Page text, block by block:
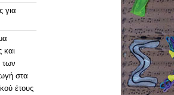
για
και
των
στα
έτους